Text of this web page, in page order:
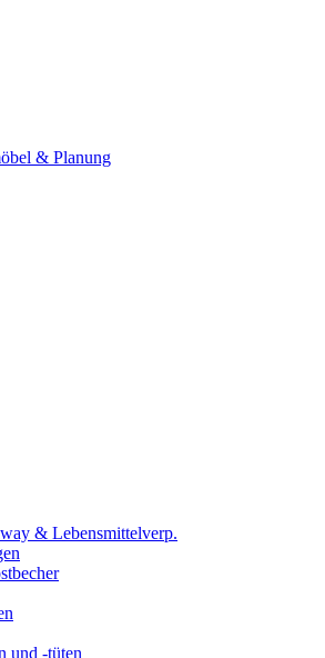
& Planung
& Lebensmittelverp.
und -tüten